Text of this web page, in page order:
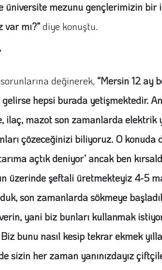
üniversite mezunu gençlerimizin bir
mı?”diye konuştu.
değinerek, “Mersin 12 ay
hepsi burada yetişmektedir.
ilaç, mazot son zamanlarda elektrik
çözeceğinizi biliyoruz. O konuda
açtık deniyor’ ancak ben
üzerinde şeftali üretmekteyiz 4-5
son zamanlarda sökmeye
yani biz bunları kullanmak
bunu nasıl kesip tekrar ekmek
sizin her zaman yanınızdayız